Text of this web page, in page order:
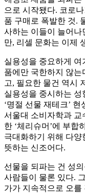
으로 시작됐다. 코로
품 구매로 폭발한 것.
사하는 이들이 늘어나
만, 리셀 문화는 이제
실용성을 중요하게 여
품에만 국한하지 않
고, 필요한 물건 역시
실용성을 중시하는 성
‘명절 선물 재테크’
서울대 소비자학과 교
한 ‘체리슈머’에 부합
극대화하기 위해 다양
뜻하는 신조어다.
선물을 되파는 건 성
사람들이 물론 있다.
가가 지속적으로 오를